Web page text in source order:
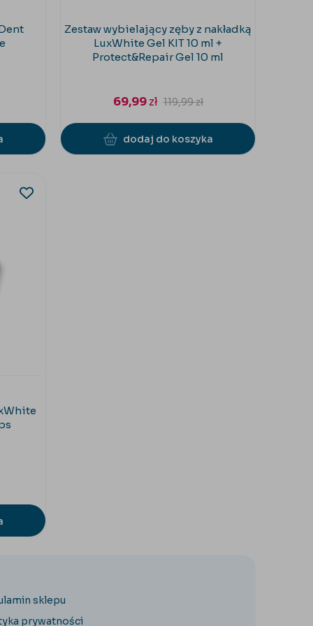
Zestaw wybielający zęby z nakładką
LuxWhite Gel KIT 10 ml +
Protect&Repair Gel 10 ml
69,99zł 119,99zł
dodaj do koszyka
sklepu
prywatności